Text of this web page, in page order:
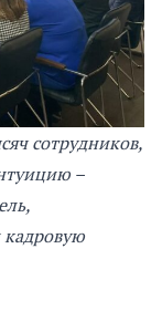
сотрудников,
–